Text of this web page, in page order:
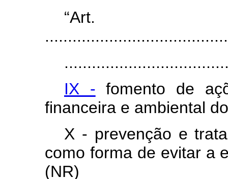
IX - fomento de
financeira e ambiental
X - prevenção e
como forma de evitar a
(NR)